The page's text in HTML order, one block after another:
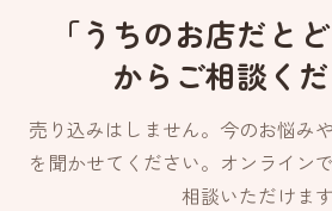
「うちのお店だと
からご相談くだ
売り込みはしません。今のお悩み
を聞かせてください。オンライン
相談いただけます